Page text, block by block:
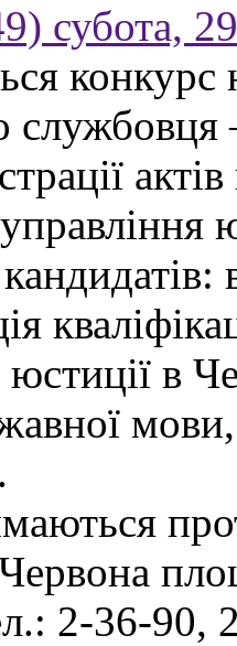
субота,
конкурс
службовця
в
2-36-90,